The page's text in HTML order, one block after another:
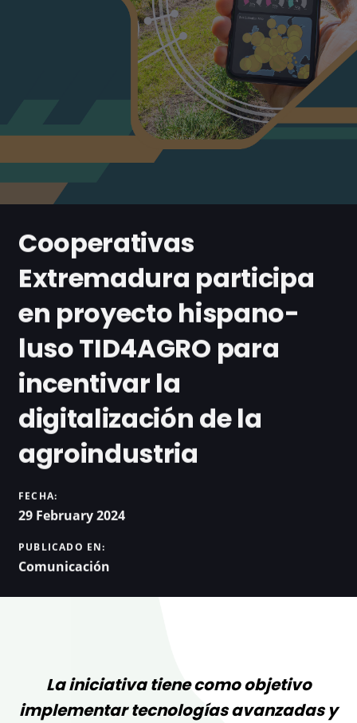
Cooperativas
Extremadura participa
en proyecto hispano-
luso TID4AGRO para
incentivar la
digitalización de la
agroindustria
FECHA:
29 February 2024
PUBLICADO EN:
Comunicación
La iniciativa tiene como objetivo
implementar tecnologías avanzadas y